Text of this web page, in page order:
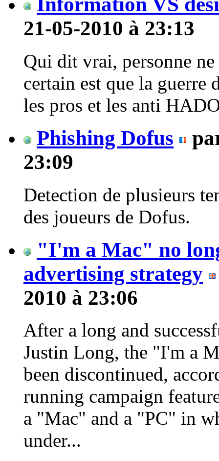
21-05-2010 à 23:13
Qui dit vrai, personne
certain est que la guerre
les pros et les anti
Phishing Dofus
23:09
Detection de plusieurs
des joueurs de Dofus.
"I'm a Mac" no
advertising strategy
2010 à 23:06
After a long and
Justin Long, the "I'm a
been discontinued,
running campaign
a "Mac" and a "PC" in
under...